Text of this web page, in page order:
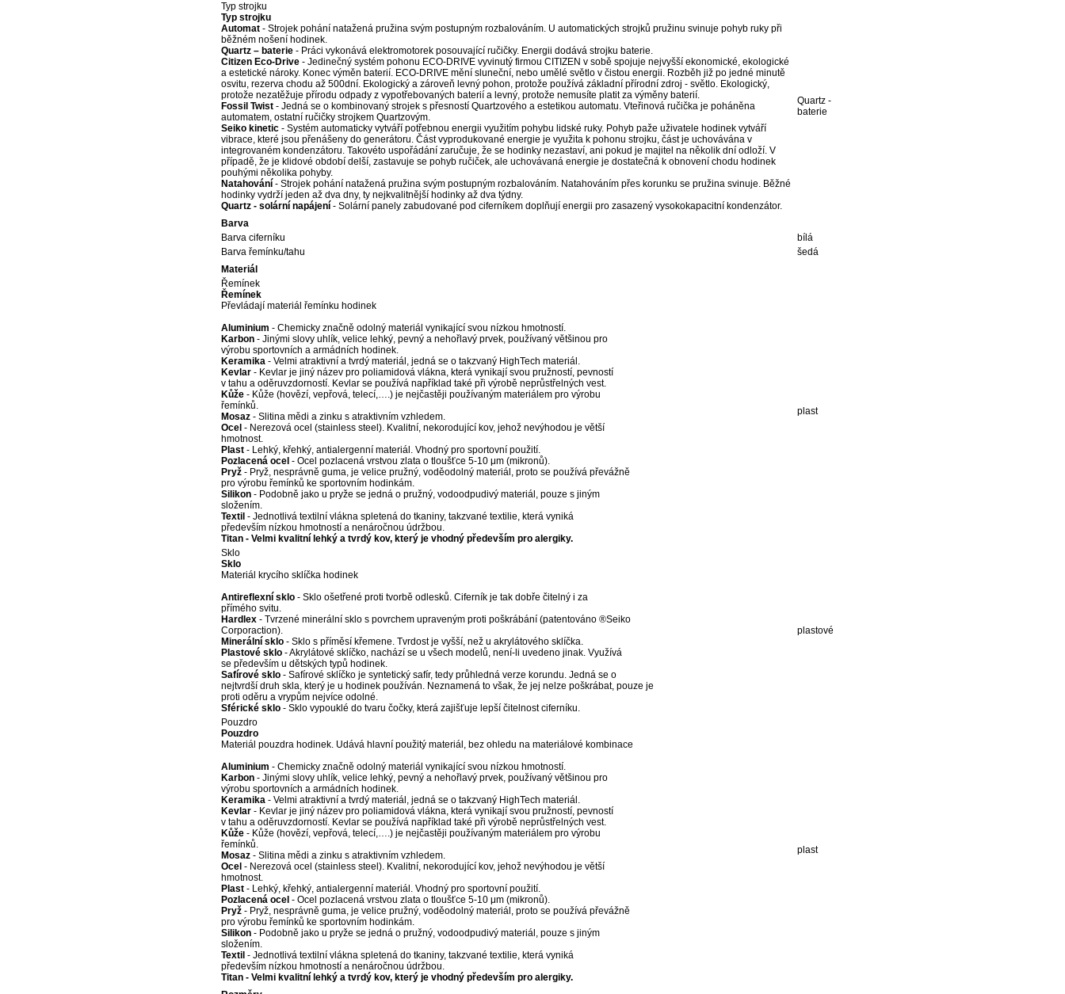
Typ strojku
Typ strojku
Automat - Strojek pohání natažená pružina svým postupným rozbalováním. U automatických strojků pružinu svinuje pohyb ruky při
běžném nošení hodinek.
Quartz – baterie - Práci vykonává elektromotorek posouvající ručičky. Energii dodává strojku baterie.
Citizen Eco-Drive - Jedinečný systém pohonu ECO-DRIVE vyvinutý firmou CITIZEN v sobě spojuje nejvyšší ekonomické, ekologické
a estetické nároky. Konec výměn baterií. ECO-DRIVE mění sluneční, nebo umělé světlo v čistou energii. Rozběh již po jedné minutě
osvitu, rezerva chodu až 500dní. Ekologický a zároveň levný pohon, protože používá základní přírodní zdroj - světlo. Ekologický,
protože nezatěžuje přírodu odpady z vypotřebovaných baterií a levný, protože nemusíte platit za výměny baterií.
Fossil Twist - Jedná se o kombinovaný strojek s přesností Quartzového a estetikou automatu. Vteřinová ručička je poháněna
automatem, ostatní ručičky strojkem Quartzovým.
Seiko kinetic - Systém automaticky vytváří potřebnou energii využitím pohybu lidské ruky. Pohyb paže uživatele hodinek vytváří
vibrace, které jsou přenášeny do generátoru. Část vyprodukované energie je využita k pohonu strojku, část je uchovávána v
integrovaném kondenzátoru. Takovéto uspořádání zaručuje, že se hodinky nezastaví, ani pokud je majitel na několik dní odloží. V
případě, že je klidové období delší, zastavuje se pohyb ručiček, ale uchovávaná energie je dostatečná k obnovení chodu hodinek
pouhými několika pohyby.
Natahování - Strojek pohání natažená pružina svým postupným rozbalováním. Natahováním přes korunku se pružina svinuje. Běžné
hodinky vydrží jeden až dva dny, ty nejkvalitnější hodinky až dva týdny.
Quartz - solární napájení - Solární panely zabudované pod ciferníkem doplňují energii pro zasazený vysokokapacitní kondenzátor.
Quartz -
baterie
Barva
Barva ciferníku
bílá
Barva řemínku/tahu
šedá
Materiál
Řemínek
Řemínek
Převládají materiál řemínku hodinek
Aluminium - Chemicky značně odolný materiál vynikající svou nízkou hmotností.
Karbon - Jinými slovy uhlík, velice lehký, pevný a nehořlavý prvek, používaný většinou pro
výrobu sportovních a armádních hodinek.
Keramika - Velmi atraktivní a tvrdý materiál, jedná se o takzvaný HighTech materiál.
Kevlar - Kevlar je jiný název pro poliamidová vlákna, která vynikají svou pružností, pevností
v tahu a oděruvzdorností. Kevlar se používá například také při výrobě neprůstřelných vest.
Kůže - Kůže (hovězí, vepřová, telecí,….) je nejčastěji používaným materiálem pro výrobu
řemínků.
Mosaz - Slitina mědi a zinku s atraktivním vzhledem.
Ocel - Nerezová ocel (stainless steel). Kvalitní, nekorodující kov, jehož nevýhodou je větší
hmotnost.
Plast - Lehký, křehký, antialergenní materiál. Vhodný pro sportovní použití.
Pozlacená ocel - Ocel pozlacená vrstvou zlata o tloušťce 5-10 μm (mikronů).
Pryž - Pryž, nesprávně guma, je velice pružný, voděodolný materiál, proto se používá převážně
pro výrobu řemínků ke sportovním hodinkám.
Silikon - Podobně jako u pryže se jedná o pružný, vodoodpudivý materiál, pouze s jiným
složením.
Textil - Jednotlivá textilní vlákna spletená do tkaniny, takzvané textilie, která vyniká
především nízkou hmotností a nenáročnou údržbou.
Titan - Velmi kvalitní lehký a tvrdý kov, který je vhodný především pro alergiky.
plast
Sklo
Sklo
Materiál krycího sklíčka hodinek
Antireflexní sklo - Sklo ošetřené proti tvorbě odlesků. Ciferník je tak dobře čitelný i za
přímého svitu.
Hardlex - Tvrzené minerální sklo s povrchem upraveným proti poškrábání (patentováno ®Seiko
Corporaction).
Minerální sklo - Sklo s příměsí křemene. Tvrdost je vyšší, než u akrylátového sklíčka.
Plastové sklo - Akrylátové sklíčko, nachází se u všech modelů, není-li uvedeno jinak. Využívá
se především u dětských typů hodinek.
Safírové sklo - Safírové sklíčko je syntetický safír, tedy průhledná verze korundu. Jedná se o
nejtvrdší druh skla, který je u hodinek používán. Neznamená to však, že jej nelze poškrábat, pouze je
proti oděru a vrypům nejvíce odolné.
Sférické sklo - Sklo vypouklé do tvaru čočky, která zajišťuje lepší čitelnost ciferníku.
plastové
Pouzdro
Pouzdro
Materiál pouzdra hodinek. Udává hlavní použitý materiál, bez ohledu na materiálové kombinace
Aluminium - Chemicky značně odolný materiál vynikající svou nízkou hmotností.
Karbon - Jinými slovy uhlík, velice lehký, pevný a nehořlavý prvek, používaný většinou pro
výrobu sportovních a armádních hodinek.
Keramika - Velmi atraktivní a tvrdý materiál, jedná se o takzvaný HighTech materiál.
Kevlar - Kevlar je jiný název pro poliamidová vlákna, která vynikají svou pružností, pevností
v tahu a oděruvzdorností. Kevlar se používá například také při výrobě neprůstřelných vest.
Kůže - Kůže (hovězí, vepřová, telecí,….) je nejčastěji používaným materiálem pro výrobu
řemínků.
Mosaz - Slitina mědi a zinku s atraktivním vzhledem.
Ocel - Nerezová ocel (stainless steel). Kvalitní, nekorodující kov, jehož nevýhodou je větší
hmotnost.
Plast - Lehký, křehký, antialergenní materiál. Vhodný pro sportovní použití.
Pozlacená ocel - Ocel pozlacená vrstvou zlata o tloušťce 5-10 μm (mikronů).
Pryž - Pryž, nesprávně guma, je velice pružný, voděodolný materiál, proto se používá převážně
pro výrobu řemínků ke sportovním hodinkám.
Silikon - Podobně jako u pryže se jedná o pružný, vodoodpudivý materiál, pouze s jiným
složením.
Textil - Jednotlivá textilní vlákna spletená do tkaniny, takzvané textilie, která vyniká
především nízkou hmotností a nenáročnou údržbou.
Titan - Velmi kvalitní lehký a tvrdý kov, který je vhodný především pro alergiky.
plast